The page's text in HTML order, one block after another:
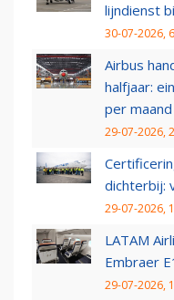
lijndienst
30-07-2026,
Airbus
halfjaar:
per maand
29-07-2026,
dichterbij:
29-07-2026,
LATAM
Embraer
29-07-2026,